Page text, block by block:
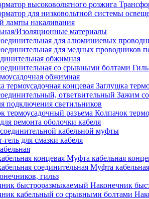
лампы накаливания
Изоляционные материалы
обжимная
обжимная
Заглушка
Зажим
подключения светильников
Колпачок
ремонта оболочки кабеля
кабельной муфты
для смазки кабеля
Муфта кабельная
Муфта
гильз
Наконечник